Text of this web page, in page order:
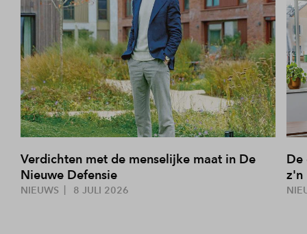
Verdichten met de menselijke maat in De
Nieuwe Defensie
NIEUWS 8 JULI 2026
De
z'n